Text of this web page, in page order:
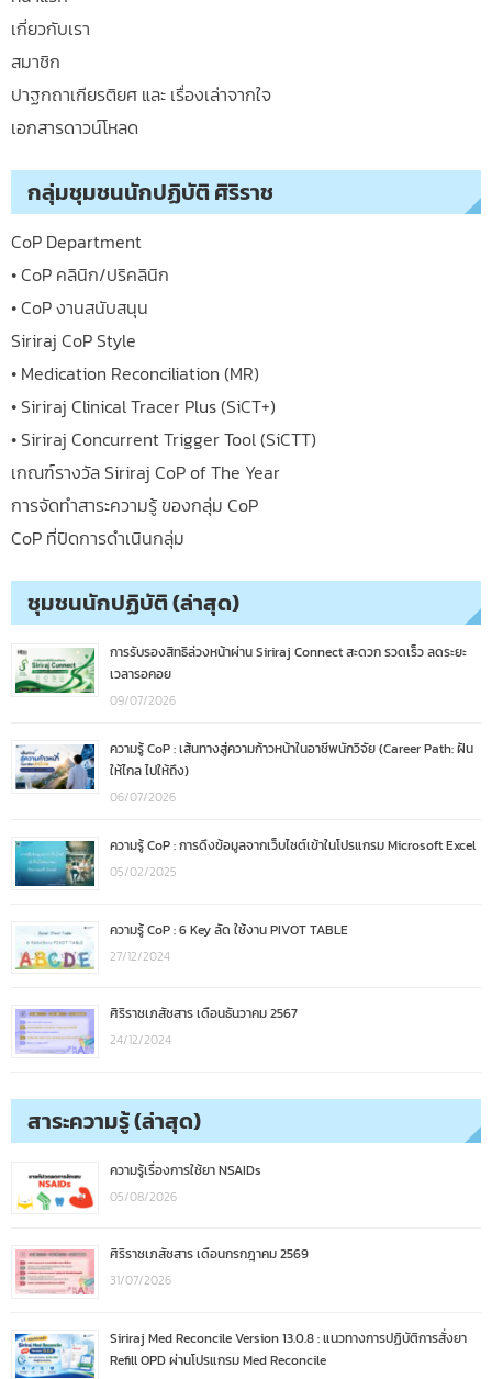
เกี่ยวกับเรา
สมาชิก
ปาฐกถาเกียรติยศ และ เรื่องเล่าจากใจ
เอกสารดาวน์โหลด
กลุ่มชุมชนนักปฏิบัติ ศิริราช
CoP Department
• CoP คลินิก/ปริคลินิก
• CoP งานสนับสนุน
Siriraj CoP Style
• Medication Reconciliation (MR)
• Siriraj Clinical Tracer Plus (SiCT+)
• Siriraj Concurrent Trigger Tool (SiCTT)
เกณฑ์รางวัล Siriraj CoP of The Year
การจัดทำสาระความรู้ ของกลุ่ม CoP
CoP ที่ปิดการดำเนินกลุ่ม
ชุมชนนักปฏิบัติ (ล่าสุด)
การรับรองสิทธิล่วงหน้าผ่าน Siriraj Connect สะดวก รวดเร็ว ลดระยะ
เวลารอคอย
09/07/2026
ความรู้ CoP : เส้นทางสู่ความก้าวหน้าในอาชีพนักวิจัย (Career Path: ฝัน
ให้ไกล ไปให้ถึง)
06/07/2026
ความรู้ CoP : การดึงข้อมูลจากเว็บไซต์เข้าในโปรแกรม Microsoft Excel
05/02/2025
ความรู้ CoP : 6 Key ลัด ใช้งาน PIVOT TABLE
27/12/2024
ศิริราชเภสัชสาร เดือนธันวาคม 2567
24/12/2024
สาระความรู้ (ล่าสุด)
ความรู้เรื่องการใช้ยา NSAIDs
05/08/2026
ศิริราชเภสัชสาร เดือนกรกฎาคม 2569
31/07/2026
Siriraj Med Reconcile Version 13.0.8 : แนวทางการปฏิบัติการสั่งยา
Refill OPD ผ่านโปรแกรม Med Reconcile